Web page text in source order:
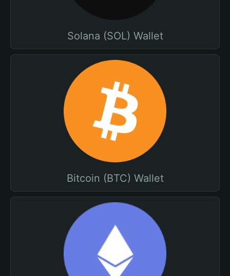
Solana (SOL) Wallet
Bitcoin (BTC) Wallet